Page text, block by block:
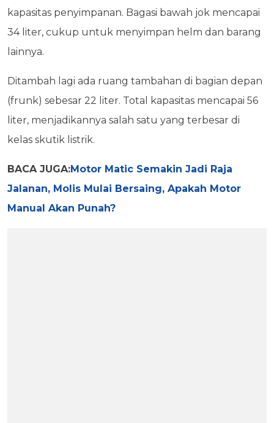
kapasitas penyimpanan. Bagasi bawah jok mencapai
34 liter, cukup untuk menyimpan helm dan barang
lainnya.
Ditambah lagi ada ruang tambahan di bagian depan
(frunk) sebesar 22 liter. Total kapasitas mencapai 56
liter, menjadikannya salah satu yang terbesar di
kelas skutik listrik.
BACA JUGA:Motor Matic Semakin Jadi Raja
Jalanan, Molis Mulai Bersaing, Apakah Motor
Manual Akan Punah?